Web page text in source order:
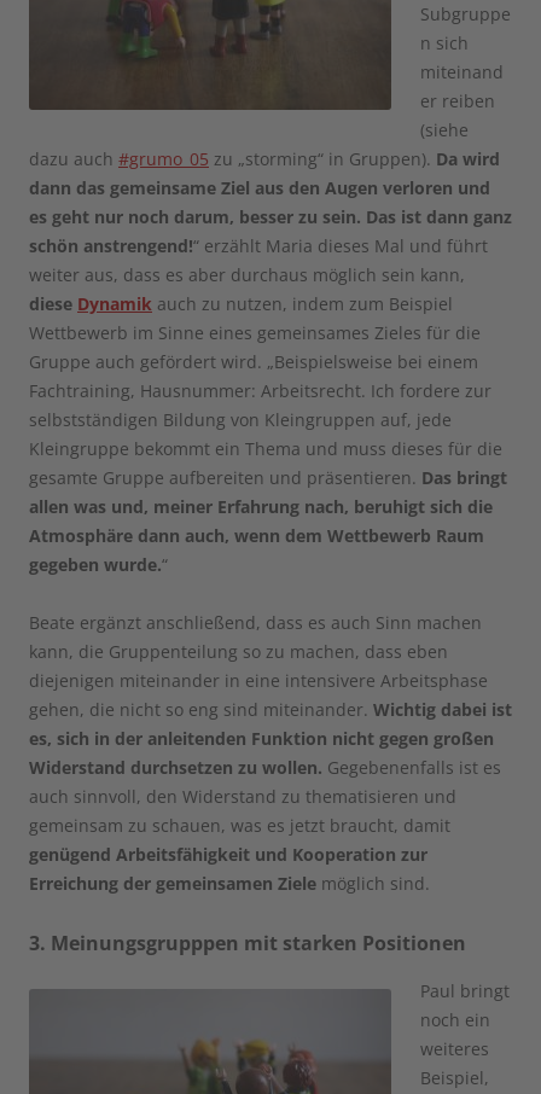
Subgruppe
n sich
miteinand
er reiben
(siehe
dazu auch #grumo_05 zu „storming“ in Gruppen). Da wird
dann das gemeinsame Ziel aus den Augen verloren und
es geht nur noch darum, besser zu sein. Das ist dann ganz
schön anstrengend!“ erzählt Maria dieses Mal und führt
weiter aus, dass es aber durchaus möglich sein kann,
diese Dynamik auch zu nutzen, indem zum Beispiel
Wettbewerb im Sinne eines gemeinsames Zieles für die
Gruppe auch gefördert wird. „Beispielsweise bei einem
Fachtraining, Hausnummer: Arbeitsrecht. Ich fordere zur
selbstständigen Bildung von Kleingruppen auf, jede
Kleingruppe bekommt ein Thema und muss dieses für die
gesamte Gruppe aufbereiten und präsentieren. Das bringt
allen was und, meiner Erfahrung nach, beruhigt sich die
Atmosphäre dann auch, wenn dem Wettbewerb Raum
gegeben wurde.“
Beate ergänzt anschließend, dass es auch Sinn machen
kann, die Gruppenteilung so zu machen, dass eben
diejenigen miteinander in eine intensivere Arbeitsphase
gehen, die nicht so eng sind miteinander. Wichtig dabei ist
es, sich in der anleitenden Funktion nicht gegen großen
Widerstand durchsetzen zu wollen. Gegebenenfalls ist es
auch sinnvoll, den Widerstand zu thematisieren und
gemeinsam zu schauen, was es jetzt braucht, damit
genügend Arbeitsfähigkeit und Kooperation zur
Erreichung der gemeinsamen Ziele möglich sind.
3. Meinungsgrupppen mit starken Positionen
Paul bringt
noch ein
weiteres
Beispiel,